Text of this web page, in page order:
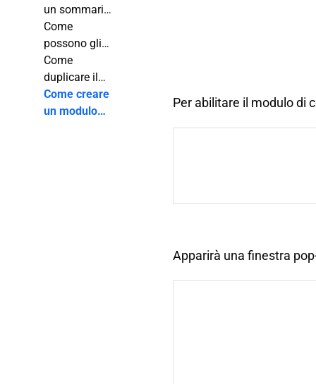
flipbook?
in Adobe
Acrobat
un sommario
interattivo con
collegamenti
ipertestuali
Come
possono gli
utenti
scaricare il file
PDF originale
dal mio
Come
duplicare il
mio flipbook?
Come creare
un modulo
Per abilitare il modulo di
Apparirà una finestra